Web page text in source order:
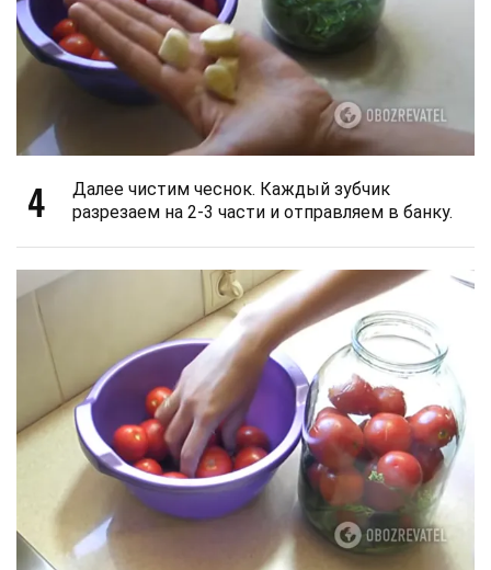
4
Далее чистим чеснок. Каждый зубчик
разрезаем на 2-3 части и отправляем в банку.